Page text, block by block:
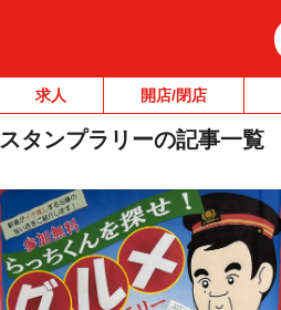
求人 開店/閉店
スタンプラリーの記事一覧